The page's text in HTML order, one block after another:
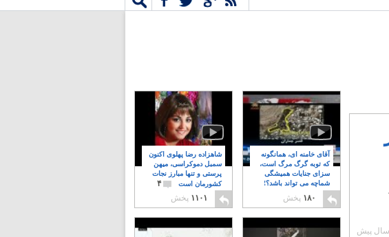
شاهزاده رضا پهلوی اکنون
سمبل دموکراسی، میهن
پرستی و تنها مبارز نجات
کشورمان است
۴
۱۱۰۱ پخش
آقای خامنه ای، همانگونه
که توبه گرگ مرگ است،
سزای جنایات همیشگی
شماچه می تواند باشد؟!
۸
۱۸۰ پخش